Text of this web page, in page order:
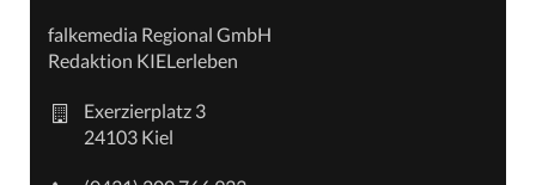
falkemedia Regional GmbH
Redaktion KIELerleben
Exerzierplatz 3
24103 Kiel